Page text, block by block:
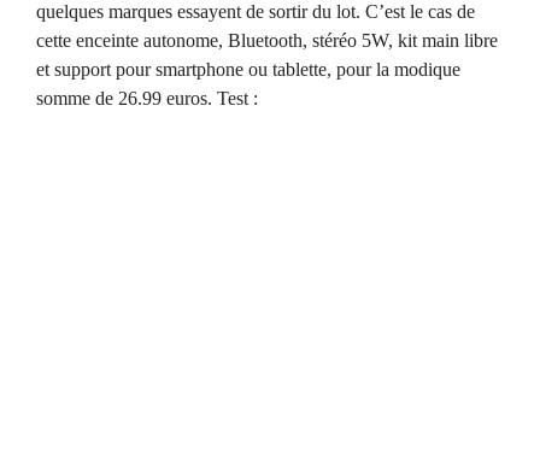
quelques marques essayent de sortir du lot. C’est le cas de
cette enceinte autonome, Bluetooth, stéréo 5W, kit main libre
et support pour smartphone ou tablette, pour la modique
somme de 26.99 euros. Test :